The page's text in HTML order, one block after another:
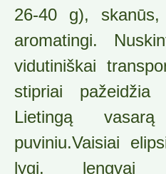
26-40 g),
aromatingi.
vidutiniškai
stipriai pažeidžia
Lietingą
puviniu.Vaisiai
lygi, lengvai